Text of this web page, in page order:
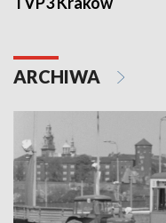
ARCHIWA